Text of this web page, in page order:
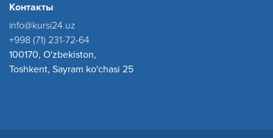
Контакты
info@kursi24.uz
+998 (71) 231-72-64
100170, O'zbekiston,
Toshkent, Sayram ko'chasi 25